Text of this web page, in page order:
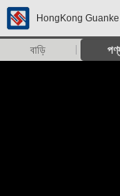
HongKong
বাড়ি